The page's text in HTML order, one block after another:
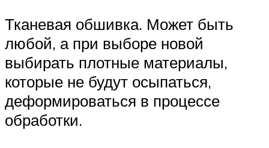
Тканевая обшивка. Может быть
любой, а при выборе новой
выбирать плотные материалы,
которые не будут осыпаться,
деформироваться в процессе
обработки.